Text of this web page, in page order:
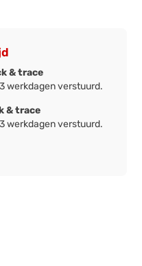
& trace
werkdagen verstuurd.
& trace
werkdagen verstuurd.